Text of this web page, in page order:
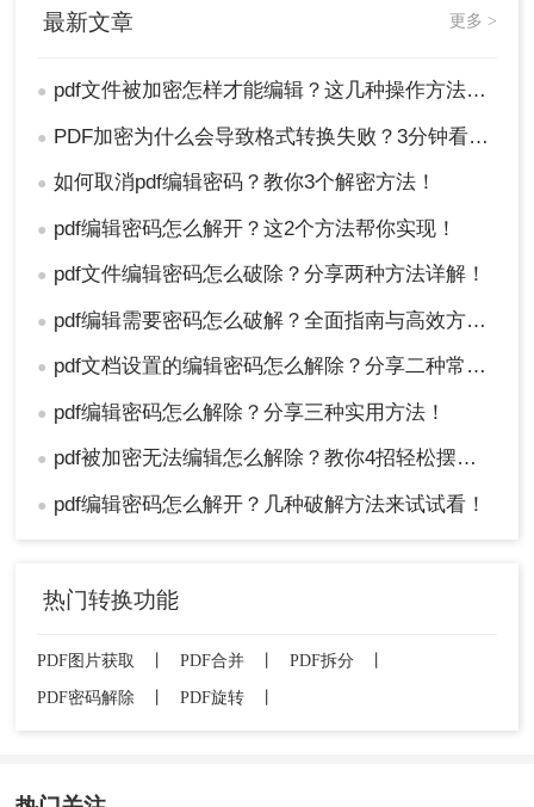
最新文章 更多 >
● pdf文件被加密怎样才能编辑？这几种操作方法十分简单!！
● PDF加密为什么会导致格式转换失败？3分钟看懂原因与解决方案！
● 如何取消pdf编辑密码？教你3个解密方法！
● pdf编辑密码怎么解开？这2个方法帮你实现！
● pdf文件编辑密码怎么破除？分享两种方法详解！
● pdf编辑需要密码怎么破解？全面指南与高效方法详解！
● pdf文档设置的编辑密码怎么解除？分享二种常用解除方式！
● pdf编辑密码怎么解除？分享三种实用方法！
● pdf被加密无法编辑怎么解除？教你4招轻松摆平！
● pdf编辑密码怎么解开？几种破解方法来试试看！
热门转换功能
PDF图片获取 PDF合并 PDF拆分
PDF密码解除
PDF旋转